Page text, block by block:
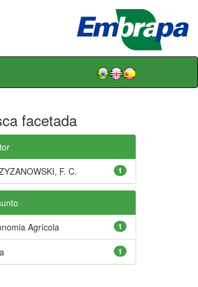
facetada
1
F. C.
1
Agrícola
1